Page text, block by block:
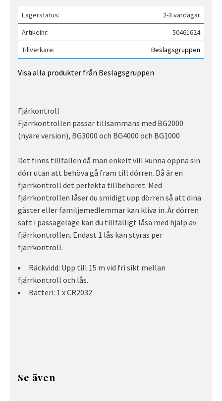
Lagerstatus
2-3 vardagar
Artikelnr
50461624
Tillverkare
Beslagsgruppen
Visa alla produkter från Beslagsgruppen
Fjärkontroll
Fjärrkontrollen passar tillsammans med BG2000
(nyare version), BG3000 och BG4000 och BG1000
Det finns tillfällen då man enkelt vill kunna öppna sin
dörr utan att behöva gå fram till dörren. Då är en
fjärrkontroll det perfekta tillbehöret. Med
fjärrkontrollen låser du smidigt upp dörren så att dina
gäster eller familjemedlemmar kan kliva in. Är dörren
satt i passageläge kan du tillfälligt låsa med hjälp av
fjärrkontrollen. Endast 1 lås kan styras per
fjärrkontroll.
Räckvidd: Upp till 15 m vid fri sikt mellan
fjärrkontroll och lås.
Batteri: 1 x CR2032
Se även